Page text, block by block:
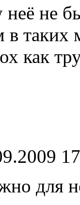
неё не
таких
как
для